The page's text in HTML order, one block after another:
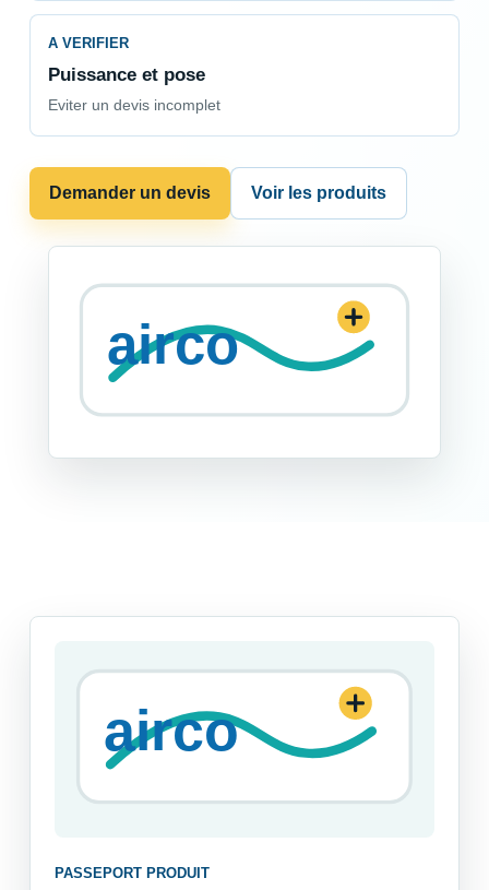
A VERIFIER
Puissance et pose
Eviter un devis incomplet
Demander un devis Voir les produits
PASSEPORT PRODUIT